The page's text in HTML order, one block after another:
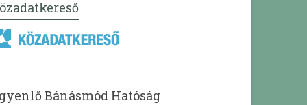
Bánásmód Hatóság